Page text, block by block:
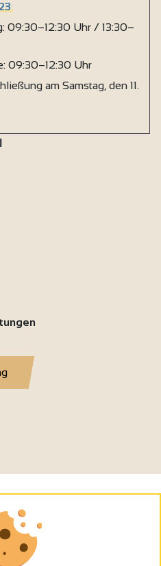
09:30–12:30 Uhr / 13:30–
09:30–12:30 Uhr
am Samstag, den 11.